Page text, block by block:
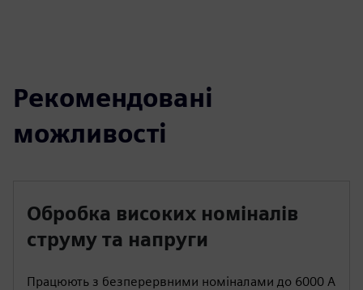
Рекомендовані
можливості
Обробка високих номіналів
струму та напруги
Працюють з безперервними номіналами до 6000 А